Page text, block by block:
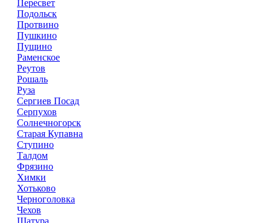
Пересвет
Подольск
Протвино
Пушкино
Пущино
Раменское
Реутов
Рошаль
Руза
Сергиев Посад
Серпухов
Солнечногорск
Старая Купавна
Ступино
Талдом
Фрязино
Химки
Хотьково
Черноголовка
Чехов
Шатура